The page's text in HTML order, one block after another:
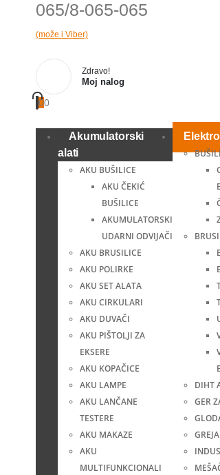
065/8-065-065
(može i Viber)
Zdravo!
Moj nalog
00
Akumulatorski
alati
AKU BUŠILICE
AKU ČEKIĆ
BUŠILICE
AKUMULATORSKI
UDARNI ODVIJAČI
AKU BRUSILICE
AKU POLIRKE
AKU SET ALATA
AKU CIRKULARI
AKU DUVAČI
AKU PIŠTOLJI ZA
EKSERE
AKU KOPAČICE
AKU LAMPE
AKU LANČANE
TESTERE
AKU MAKAZE
AKU
MULTIFUNKCIONALI
DIHT
GER